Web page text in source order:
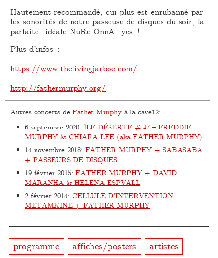
Hautement recommandé, qui plus est enrubanné par
les sonorités de notre passeuse de disques du soir, la
parfaite_idéale NuRe OnnA_yes !
Plus d’infos :
https://www.thelivingjarboe.com/
http://fathermurphy.org/
Autres concerts deFather Murphy à la cave12:
6 septembre 2020:ÎLE DÉSERTE # 47 – FREDDIE
MURPHY & CHIARA LEE (aka FATHER MURPHY)
14 novembre 2018:FATHER MURPHY + SABASABA
+ PASSEURS DE DISQUES
19 février 2015:FATHER MURPHY + DAVID
MARANHA & HELENA ESPVALL
2 février 2014:CELLULE D’INTERVENTION
METAMKINE + FATHER MURPHY
programme affiches/posters artistes